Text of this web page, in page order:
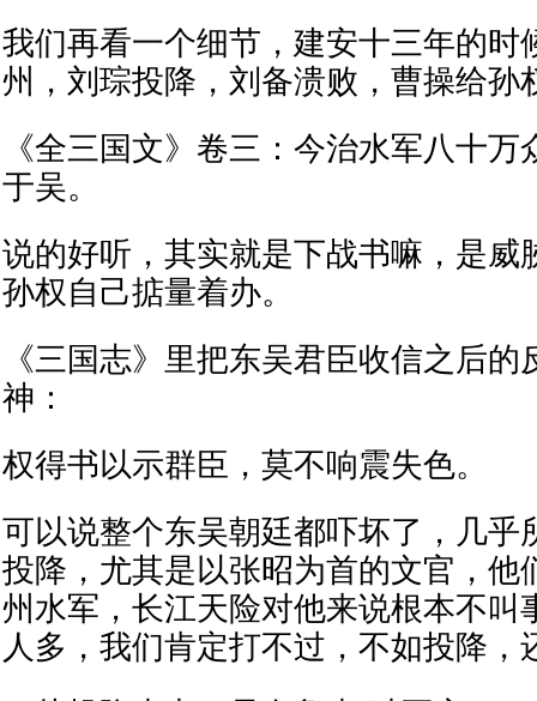
我们再看一个细节，建安十三年的时
州，刘琮投降，刘备溃败，曹操给孙
《全三国文》卷三：今治水军八十
于吴。
说的好听，其实就是下战书嘛，是威
孙权自己掂量着办。
《三国志》里把东吴君臣收信之后
神：
权得书以示群臣，莫不响震失色。
可以说整个东吴朝廷都吓坏了，几乎
投降，尤其是以张昭为首的文官，他
州水军，长江天险对他来说根本不叫
人多，我们肯定打不过，不如投降，